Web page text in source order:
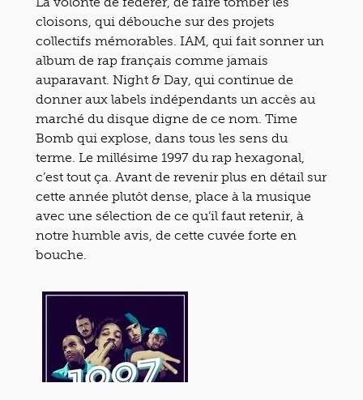
cloisons, qui débouche sur des projets
collectifs mémorables. IAM, qui fait sonner un
album de rap français comme jamais
auparavant. Night & Day, qui continue de
donner aux labels indépendants un accès au
marché du disque digne de ce nom. Time
Bomb qui explose, dans tous les sens du
terme. Le millésime 1997 du rap hexagonal,
c’est tout ça. Avant de revenir plus en détail sur
cette année plutôt dense, place à la musique
avec une sélection de ce qu’il faut retenir, à
notre humble avis, de cette cuvée forte en
bouche.